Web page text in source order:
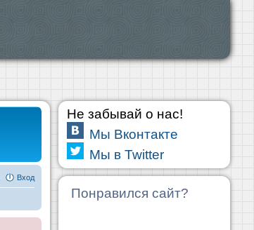
Вход
Не забывай о нас!
Мы Вконтакте
Мы в Twitter
Понравился сайт?